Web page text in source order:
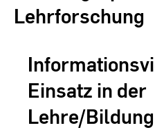
Lehrforschung
Einsatz in der
Lehre/